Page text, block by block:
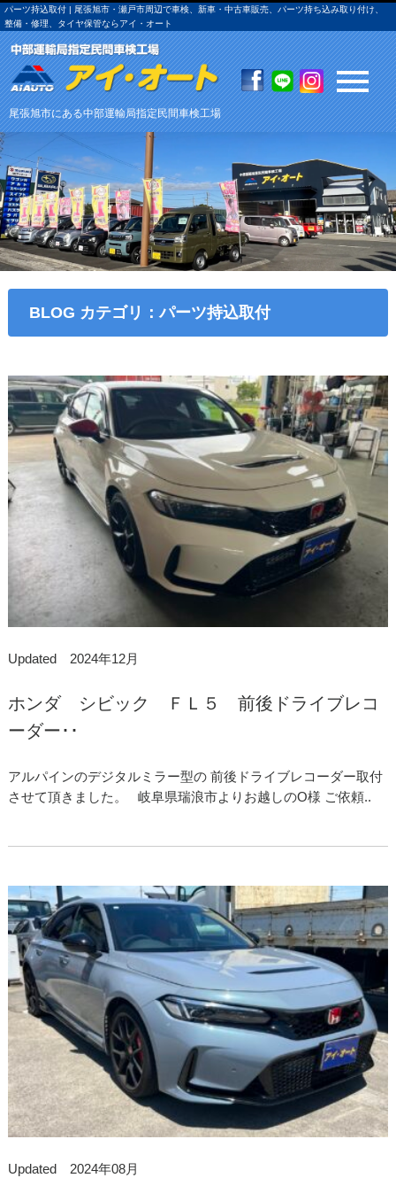
パーツ持込取付 | 尾張旭市・瀬戸市周辺で車検、新車・中古車販売、パーツ持ち込み取り付け、
整備・修理、タイヤ保管ならアイ・オート
尾張旭市にある中部運輸局指定民間車検工場
BLOG カテゴリ：パーツ持込取付
Updated 2024年12月
ホンダ シビック ＦＬ５ 前後ドライブレコ
ーダー･･
アルパインのデジタルミラー型の 前後ドライブレコーダー取付
させて頂きました。 岐阜県瑞浪市よりお越しのO様 ご依頼..
Updated 2024年08月